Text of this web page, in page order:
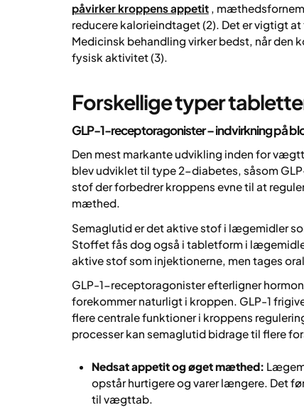
påvirker kroppens appetit ,
reducere kalorieindtaget (2). Det er vigtigt
Medicinsk behandling virker bedst, når den
fysisk aktivitet (3).
Forskellige typer
GLP-1-receptoragonister – indvirkning på
Den mest markante udvikling inden for
blev udviklet til type 2-diabetes, såsom
stof der forbedrer kroppens evne til at
mæthed.
Semaglutid er det aktive stof i lægemidler
Stoffet fås dog også i tabletform i
aktive stof som injektionerne, men tages
GLP-1-receptoragonister efterligner
forekommer naturligt i kroppen. GLP-1
flere centrale funktioner i kroppens
processer kan semaglutid bidrage til flere
Nedsat appetit og øget mæthed:
opstår hurtigere og varer længere. Det
til vægttab.